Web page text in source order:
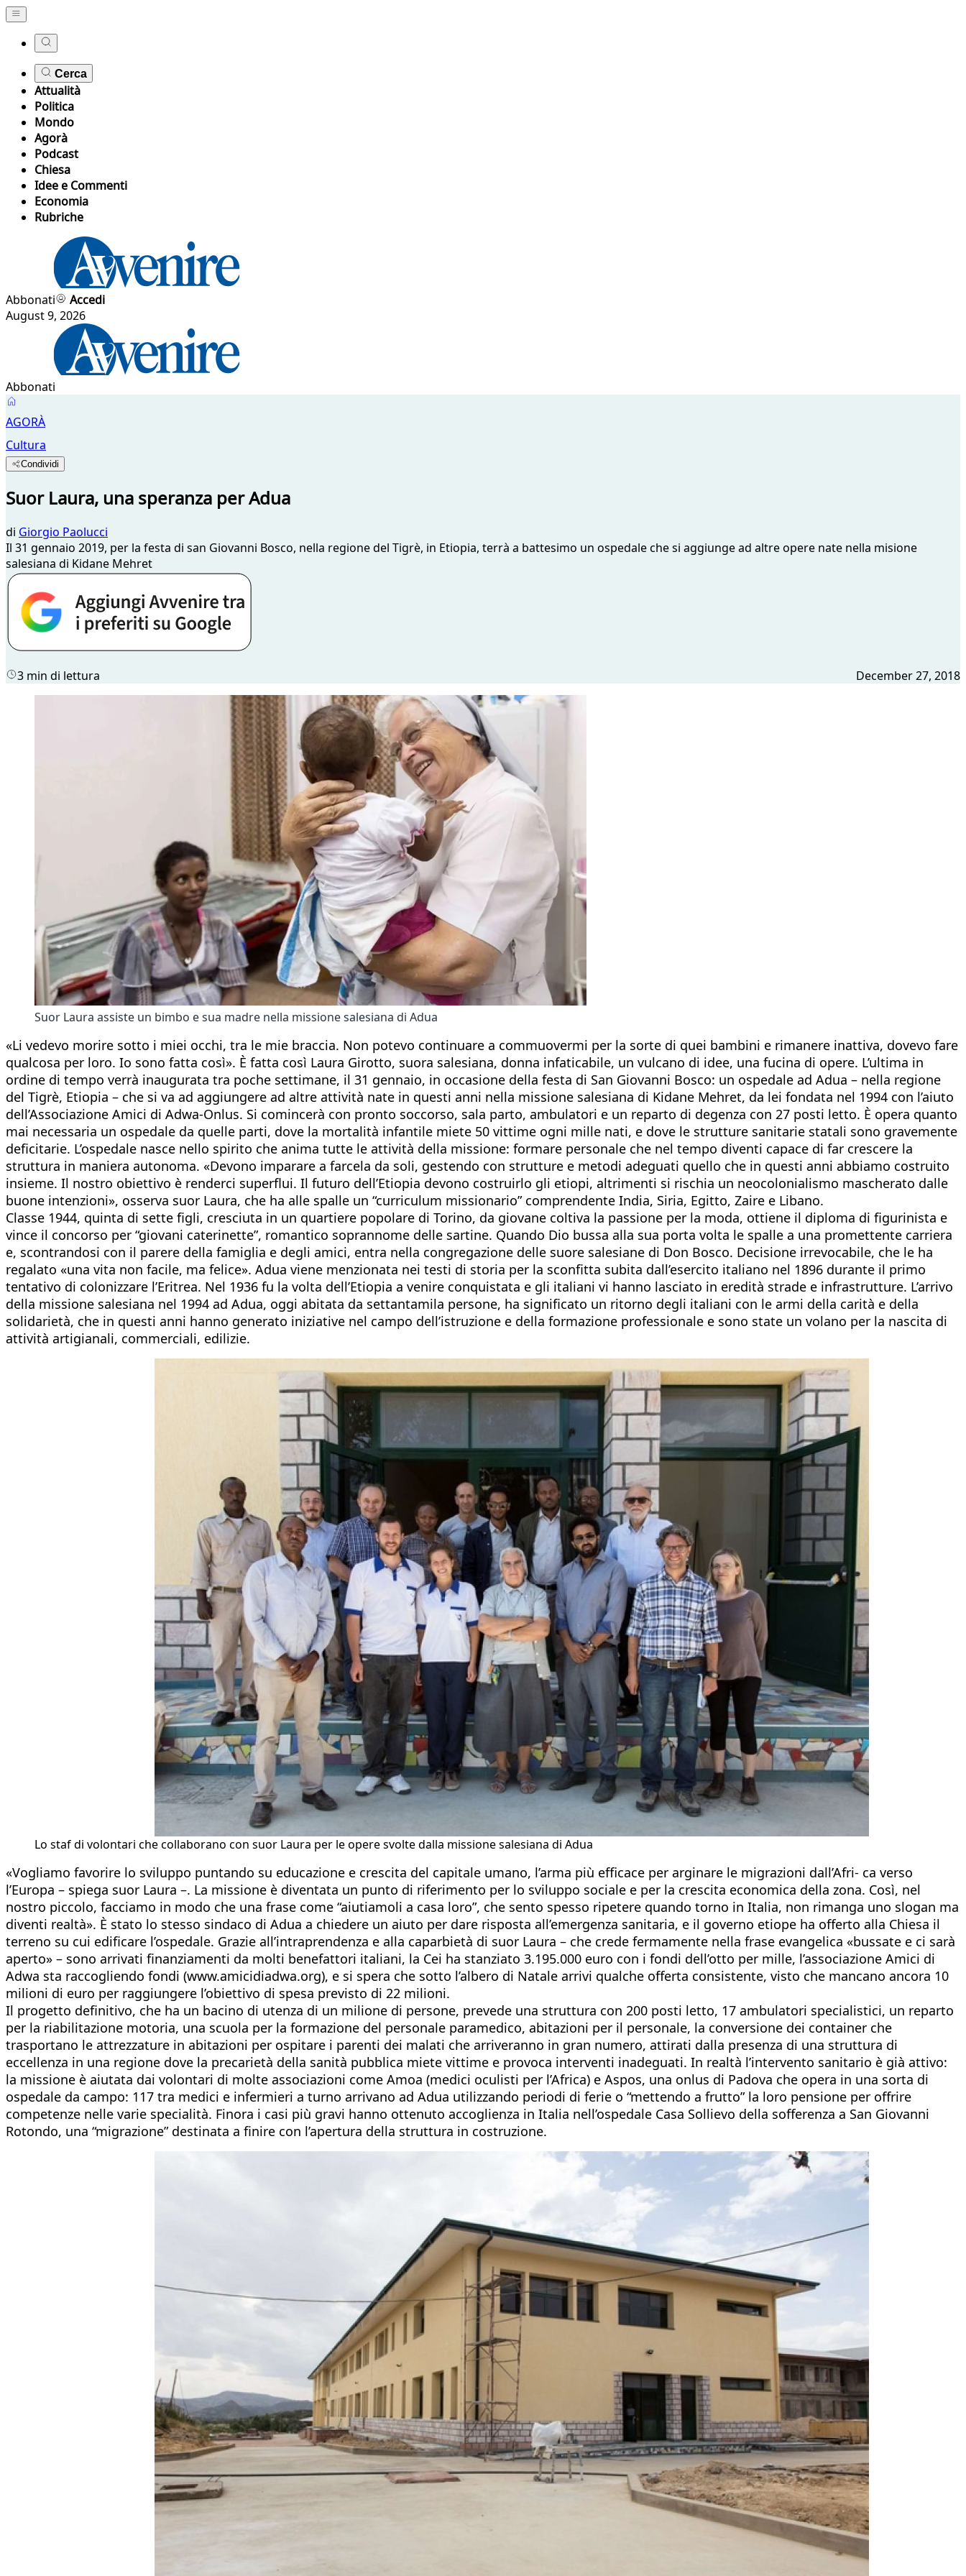
Cerca
Attualità
Politica
Mondo
Agorà
Podcast
Chiesa
Idee e Commenti
Economia
Rubriche
Abbonati
Accedi
August 9, 2026
Abbonati
AGORÀ
Cultura
Condividi
Suor Laura, una speranza per Adua
di Giorgio Paolucci
Il 31 gennaio 2019, per la festa di san Giovanni Bosco, nella regione del Tigrè, in Etiopia, terrà a battesimo un ospedale che si aggiunge ad altre opere nate nella misione
salesiana di Kidane Mehret
3 min di lettura December 27, 2018
Suor Laura assiste un bimbo e sua madre nella missione salesiana di Adua
«Li vedevo morire sotto i miei occhi, tra le mie braccia. Non potevo continuare a commuovermi per la sorte di quei bambini e rimanere inattiva, dovevo fare
qualcosa per loro. Io sono fatta così». È fatta così Laura Girotto, suora salesiana, donna infaticabile, un vulcano di idee, una fucina di opere. L’ultima in
ordine di tempo verrà inaugurata tra poche settimane, il 31 gennaio, in occasione della festa di San Giovanni Bosco: un ospedale ad Adua – nella regione
del Tigrè, Etiopia – che si va ad aggiungere ad altre attività nate in questi anni nella missione salesiana di Kidane Mehret, da lei fondata nel 1994 con l’aiuto
dell’Associazione Amici di Adwa-Onlus. Si comincerà con pronto soccorso, sala parto, ambulatori e un reparto di degenza con 27 posti letto. È opera quanto
mai necessaria un ospedale da quelle parti, dove la mortalità infantile miete 50 vittime ogni mille nati, e dove le strutture sanitarie statali sono gravemente
deficitarie. L’ospedale nasce nello spirito che anima tutte le attività della missione: formare personale che nel tempo diventi capace di far crescere la
struttura in maniera autonoma. «Devono imparare a farcela da soli, gestendo con strutture e metodi adeguati quello che in questi anni abbiamo costruito
insieme. Il nostro obiettivo è renderci superflui. Il futuro dell’Etiopia devono costruirlo gli etiopi, altrimenti si rischia un neocolonialismo mascherato dalle
buone intenzioni», osserva suor Laura, che ha alle spalle un “curriculum missionario” comprendente India, Siria, Egitto, Zaire e Libano.
Classe 1944, quinta di sette figli, cresciuta in un quartiere popolare di Torino, da giovane coltiva la passione per la moda, ottiene il diploma di figurinista e
vince il concorso per “giovani caterinette”, romantico soprannome delle sartine. Quando Dio bussa alla sua porta volta le spalle a una promettente carriera
e, scontrandosi con il parere della famiglia e degli amici, entra nella congregazione delle suore salesiane di Don Bosco. Decisione irrevocabile, che le ha
regalato «una vita non facile, ma felice». Adua viene menzionata nei testi di storia per la sconfitta subita dall’esercito italiano nel 1896 durante il primo
tentativo di colonizzare l’Eritrea. Nel 1936 fu la volta dell’Etiopia a venire conquistata e gli italiani vi hanno lasciato in eredità strade e infrastrutture. L’arrivo
della missione salesiana nel 1994 ad Adua, oggi abitata da settantamila persone, ha significato un ritorno degli italiani con le armi della carità e della
solidarietà, che in questi anni hanno generato iniziative nel campo dell’istruzione e della formazione professionale e sono state un volano per la nascita di
attività artigianali, commerciali, edilizie.
Lo staf di volontari che collaborano con suor Laura per le opere svolte dalla missione salesiana di Adua
«Vogliamo favorire lo sviluppo puntando su educazione e crescita del capitale umano, l’arma più efficace per arginare le migrazioni dall’Afri- ca verso
l’Europa – spiega suor Laura –. La missione è diventata un punto di riferimento per lo sviluppo sociale e per la crescita economica della zona. Così, nel
nostro piccolo, facciamo in modo che una frase come “aiutiamoli a casa loro”, che sento spesso ripetere quando torno in Italia, non rimanga uno slogan ma
diventi realtà». È stato lo stesso sindaco di Adua a chiedere un aiuto per dare risposta all’emergenza sanitaria, e il governo etiope ha offerto alla Chiesa il
terreno su cui edificare l’ospedale. Grazie all’intraprendenza e alla caparbietà di suor Laura – che crede fermamente nella frase evangelica «bussate e ci sarà
aperto» – sono arrivati finanziamenti da molti benefattori italiani, la Cei ha stanziato 3.195.000 euro con i fondi dell’otto per mille, l’associazione Amici di
Adwa sta raccogliendo fondi (www.amicidiadwa.org), e si spera che sotto l’albero di Natale arrivi qualche offerta consistente, visto che mancano ancora 10
milioni di euro per raggiungere l’obiettivo di spesa previsto di 22 milioni.
Il progetto definitivo, che ha un bacino di utenza di un milione di persone, prevede una struttura con 200 posti letto, 17 ambulatori specialistici, un reparto
per la riabilitazione motoria, una scuola per la formazione del personale paramedico, abitazioni per il personale, la conversione dei container che
trasportano le attrezzature in abitazioni per ospitare i parenti dei malati che arriveranno in gran numero, attirati dalla presenza di una struttura di
eccellenza in una regione dove la precarietà della sanità pubblica miete vittime e provoca interventi inadeguati. In realtà l’intervento sanitario è già attivo:
la missione è aiutata dai volontari di molte associazioni come Amoa (medici oculisti per l’Africa) e Aspos, una onlus di Padova che opera in una sorta di
ospedale da campo: 117 tra medici e infermieri a turno arrivano ad Adua utilizzando periodi di ferie o “mettendo a frutto” la loro pensione per offrire
competenze nelle varie specialità. Finora i casi più gravi hanno ottenuto accoglienza in Italia nell’ospedale Casa Sollievo della sofferenza a San Giovanni
Rotondo, una “migrazione” destinata a finire con l’apertura della struttura in costruzione.